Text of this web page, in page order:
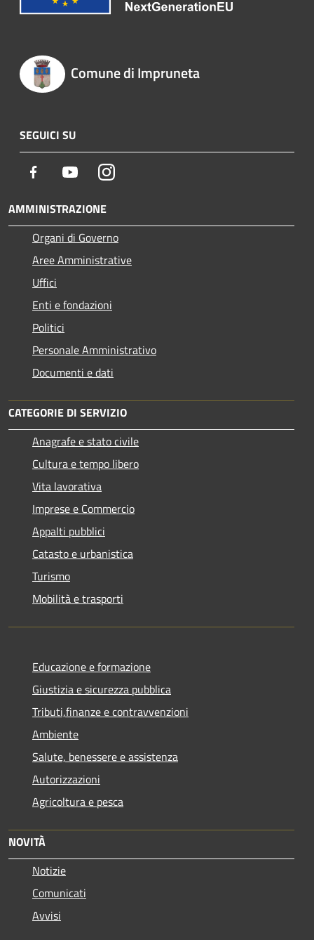
Comune di Impruneta
SEGUICI SU
Facebook YoutubeInstagram
AMMINISTRAZIONE
Organi di Governo
Aree Amministrative
Uffici
Enti e fondazioni
Politici
Personale Amministrativo
Documenti e dati
CATEGORIE DI SERVIZIO
Anagrafe e stato civile
Cultura e tempo libero
Vita lavorativa
Imprese e Commercio
Appalti pubblici
Catasto e urbanistica
Turismo
Mobilità e trasporti
Educazione e formazione
Giustizia e sicurezza pubblica
Tributi,finanze e contravvenzioni
Ambiente
Salute, benessere e assistenza
Autorizzazioni
Agricoltura e pesca
NOVITÀ
Notizie
Comunicati
Avvisi